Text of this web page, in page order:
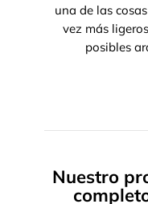
una de las
vez más
posibles
Nuestro